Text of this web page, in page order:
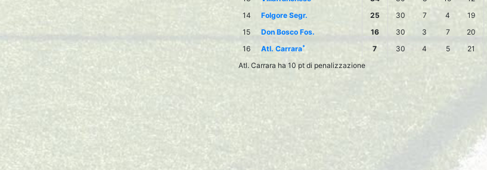
14
Folgore Segr. 25 30 7 4 19
15
Don Bosco Fos. 16 30 3 7 20
16
Atl. Carrara* 7 30 4 5 21
Atl. Carrara ha 10 pt di penalizzazione